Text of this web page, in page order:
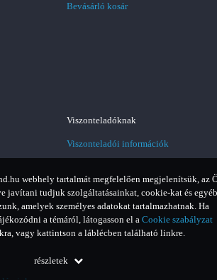
webhely tartalmát megfelelően megjelenítsük, az
javítani tudjuk szolgáltatásainkat, cookie-kat és egyéb
amelyek személyes adatokat tartalmazhatnak. Ha
a témáról, látogasson el a Cookie szabályzat
vagy kattintson a láblécben található linkre.
részletek
Bevásárló kosár
Viszonteladóknak
Viszonteladói információk